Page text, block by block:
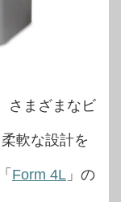
さまざまなビ
軟な設計を
Form 4L 」の